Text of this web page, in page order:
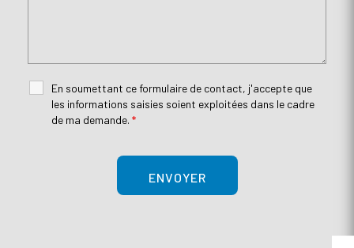
En soumettant ce formulaire de contact, j'accepte que
les informations saisies soient exploitées dans le cadre
de ma demande. *